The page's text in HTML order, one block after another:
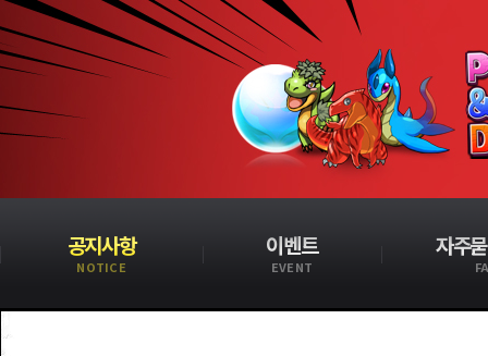
공지사항
NOTICE
이벤트
EVENT
자주